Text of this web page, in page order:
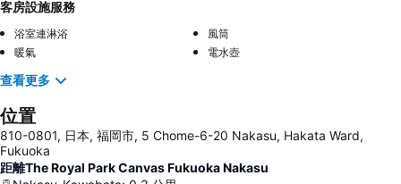
客房設施服務
浴室連淋浴
風筒
暖氣
電水壺
查看更多
位置
810-0801, 日本, 福岡市, 5 Chome-6-20 Nakasu, Hakata Ward,
Fukuoka
距離The Royal Park Canvas Fukuoka Nakasu